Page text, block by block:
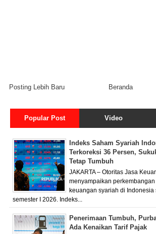
Posting Lebih Baru Beranda
Popular Post Video
Indeks Saham Syariah
Terkoreksi 36 Persen,
Tetap Tumbuh
JAKARTA – Otoritas Jasa
menyampaikan perkembangan
keuangan syariah di Indonesia
semester I 2026. Indeks...
Penerimaan Tumbuh,
Ada Kenaikan Tarif Pajak